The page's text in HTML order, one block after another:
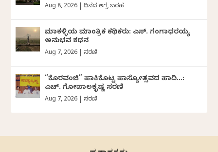
Aug 8, 2026 |ದಿನದ ಅಗ್ರ ಬರಹ
ಮಾಕಳ್ಳಿಯ ಮಾಂತ್ರಿಕ ಕಥಿಕರು: ಎಸ್. ಗಂಗಾಧರಯ್ಯ
ಅನುಭವ ಕಥನ
Aug 7, 2026 ಸರಣಿ
“ಕೊರವಂಜಿ” ಹಾಕಿಕೊಟ್ಟ ಹಾಸ್ಯೋತ್ಸವದ ಹಾದಿ…:
ಎಚ್. ಗೋಪಾಲಕೃಷ್ಣ ಸರಣಿ
Aug 7, 2026 ಸರಣಿ